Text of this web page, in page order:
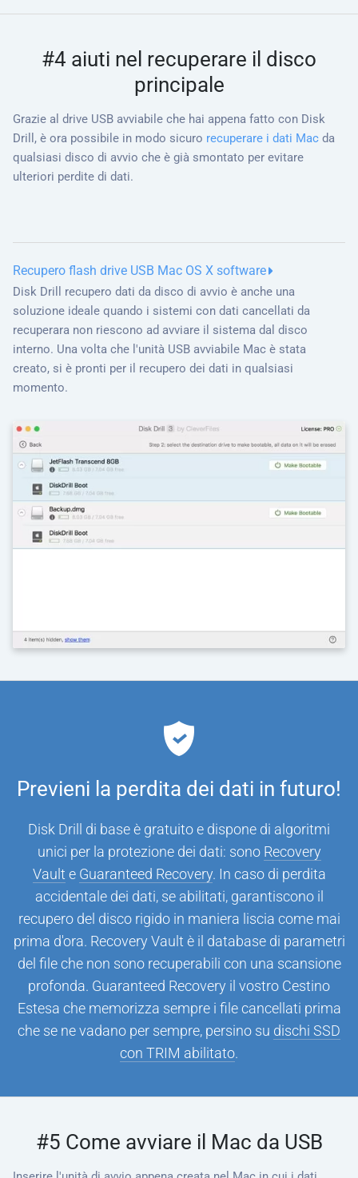
#4 aiuti nel recuperare il disco
principale
Grazie al drive USB avviabile che hai appena fatto con Disk
Drill, è ora possibile in modo sicuro recuperare i dati Mac da
qualsiasi disco di avvio che è già smontato per evitare
ulteriori perdite di dati.
Recupero flash drive USB Mac OS X software
Disk Drill recupero dati da disco di avvio è anche una
soluzione ideale quando i sistemi con dati cancellati da
recuperara non riescono ad avviare il sistema dal disco
interno. Una volta che l'unità USB avviabile Mac è stata
creato, si è pronti per il recupero dei dati in qualsiasi
momento.
Previeni la perdita dei dati in futuro!
Disk Drill di base è gratuito e dispone di algoritmi
unici per la protezione dei dati: sono Recovery
Vault e Guaranteed Recovery. In caso di perdita
accidentale dei dati, se abilitati, garantiscono il
recupero del disco rigido in maniera liscia come mai
prima d'ora. Recovery Vault è il database di parametri
del file che non sono recuperabili con una scansione
profonda. Guaranteed Recovery il vostro Cestino
Estesa che memorizza sempre i file cancellati prima
che se ne vadano per sempre, persino su dischi SSD
con TRIM abilitato.
#5 Come avviare il Mac da USB